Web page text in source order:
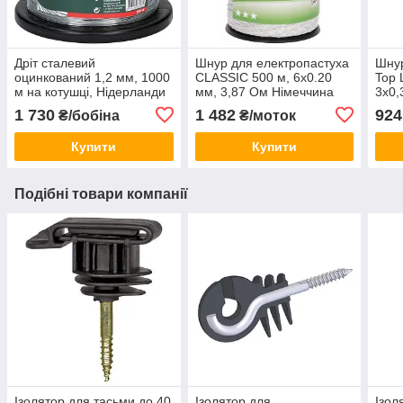
Дріт сталевий
оцинкований 1,2 мм, 1000
м на котушці, Нідерланди
1 730 ₴/бобіна
Купити
Шнур для електропастуха
CLASSIC 500 м, 6x0.20
мм, 3,87 Ом Німеччина
1 482₴/моток
Купити
Top
924
Подібні товари компанії